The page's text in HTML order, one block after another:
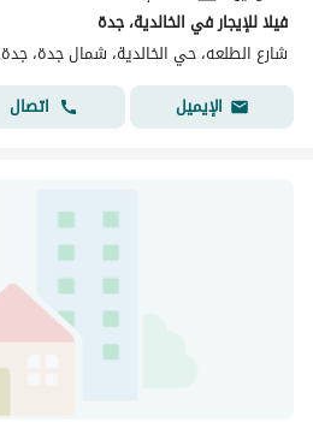
فيلا للإيجار في الخالدية، جدة
شارع الطلعه، حي الخالدية، شمال جدة، جدة
الإيميل
اتصال